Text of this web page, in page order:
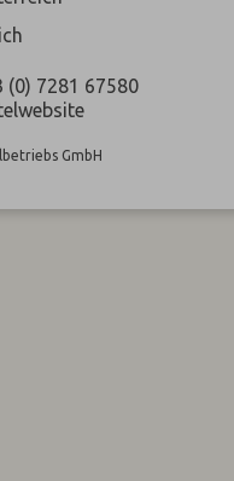
(0) 7281 67580
GmbH